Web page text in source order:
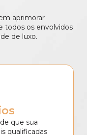
aprimorar
todos os envolvidos
de luxo.
que sua
qualificadas